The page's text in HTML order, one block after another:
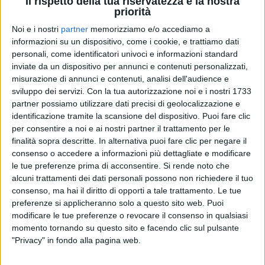
priorità
Noi e i nostri partner memorizziamo e/o accediamo a
informazioni su un dispositivo, come i cookie, e trattiamo dati
personali, come identificatori univoci e informazioni standard
inviate da un dispositivo per annunci e contenuti personalizzati,
misurazione di annunci e contenuti, analisi dell'audience e
sviluppo dei servizi. Con la tua autorizzazione noi e i nostri 1733
partner possiamo utilizzare dati precisi di geolocalizzazione e
identificazione tramite la scansione del dispositivo. Puoi fare clic
per consentire a noi e ai nostri partner il trattamento per le
finalità sopra descritte. In alternativa puoi fare clic per negare il
consenso o accedere a informazioni più dettagliate e modificare
le tue preferenze prima di acconsentire. Si rende noto che
alcuni trattamenti dei dati personali possono non richiedere il tuo
consenso, ma hai il diritto di opporti a tale trattamento. Le tue
preferenze si applicheranno solo a questo sito web. Puoi
modificare le tue preferenze o revocare il consenso in qualsiasi
momento tornando su questo sito e facendo clic sul pulsante
"Privacy" in fondo alla pagina web.
NEWS 13 lug 2020
Mina, Facebook hackerato: “Presto
torneremo a condividere musica insieme”
Su Instagram: “In questi giorni quel profilo non era
gestito dal suo Team”
Chi siamo